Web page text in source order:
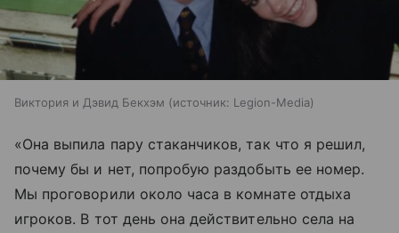
Виктория и Дэвид Бекхэм источник: Legion-Media
«Она выпила пару стаканчиков, так что я решил,
почему бы и нет, попробую раздобыть ее номер.
Мы проговорили около часа в комнате отдыха
игроков. В тот день она действительно села на